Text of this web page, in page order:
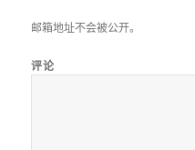
邮箱地址不会被公开。
评论